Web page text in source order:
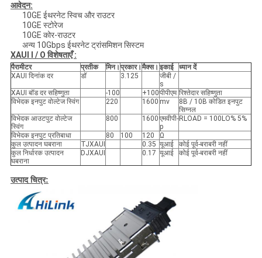
आवेदन:
10GE ईथरनेट स्विच और राउटर
10GE स्टोरेज
10GE कोर-राउटर
अन्य 10Gbps ईथरनेट ट्रांसमिशन सिस्टम
XAUI I / Oविशेषताएँ :
पैरामीटर प्रतीक मिन। प्रकार। मैक्स। इकाई
ध्यान दें
XAUI दिनांक दर
डॉ 3.125
जीबी /
s
XAUI बॉड दर सहिष्णुता
-100 +100पीपीएम रिश्तेदार सहिष्णुता
विभेदक इनपुट वोल्टेज स्विंग
220 1600 mv
8B / 10B कोडित इनपुट
सिग्नल
विभेदक आउटपुट वोल्टेज
स्विंग
800 1600 एमवीपी-
p
RLOAD = 100LO% 5%
विभेदक इनपुट प्रतिबाधा 80 100 120
Ω
कुल उत्पादन घबराना
TJXAUI 0.35 यूआई
कोई पूर्व-बराबरी नहीं
कुल निर्धारक उत्पादन
घबराना
DJXAUI 0.17 यूआई कोई पूर्व-बराबरी नहीं
उत्पाद चित्र: